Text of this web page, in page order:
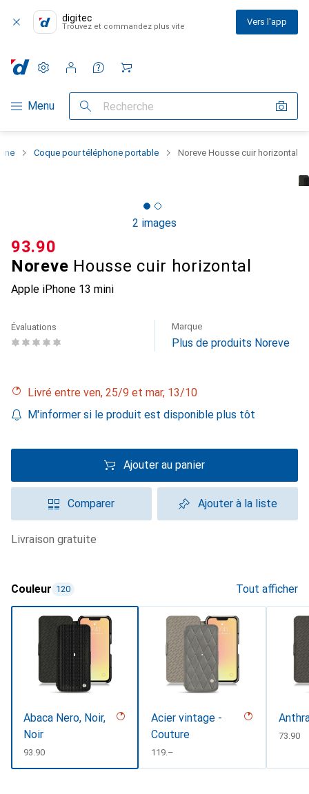
digitec
Trouvez et commandez plus vite Vers l'app
Navigation par catégorie
Menu Recherche
Paramètres
Compte client
Listes de comparaison
Listes d'envies
Panier
Coque pour téléphone portable Noreve Housse cuir horizontal
2 images
Noreve Housse cuir horizontal
Apple iPhone 13 mini
CHF
93.90
Évaluations Marque
Plus de produits Noreve
Livré entre ven, 25/9 et mar, 13/10
M'informer si le produit est disponible plus tôt
Ajouter au panier
Comparer Ajouter à la liste
livraison gratuite
Couleur 120 Tout afficher
Abaca Nero, Noir,
Noir
CHF
93.90
Acier vintage -
Couture
CHF
119.–
CHF
73.90